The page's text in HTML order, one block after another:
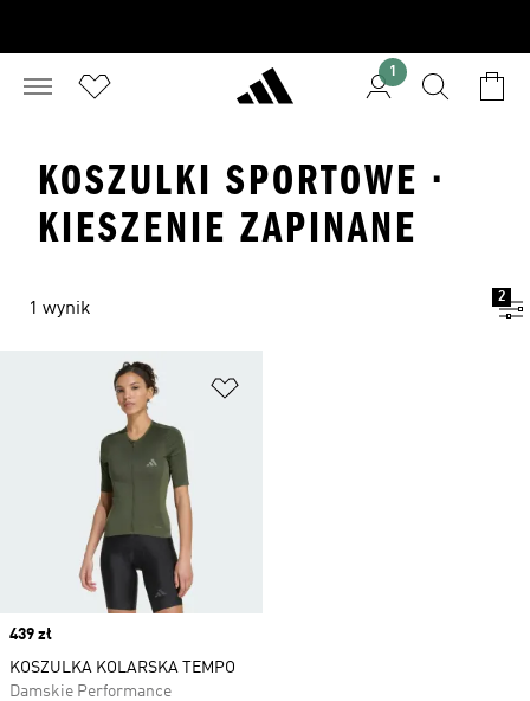
1
KOSZULKI SPORTOWE ·
KIESZENIE ZAPINANE
1 wynik
2
Price
439 zł
KOSZULKA KOLARSKA TEMPO
Damskie Performance